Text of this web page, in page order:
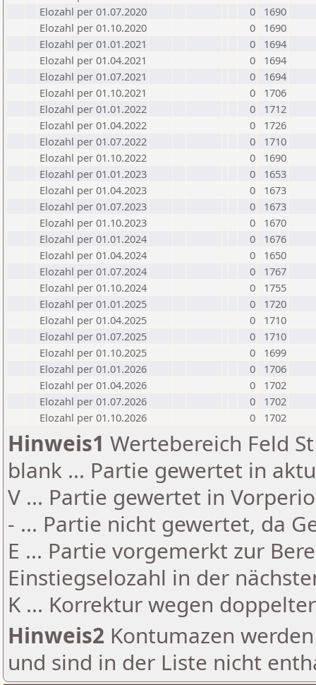
Elozahl per 01.07.2020
0
1690
Elozahl per 01.10.2020
0
1690
Elozahl per 01.01.2021
0
1694
Elozahl per 01.04.2021
0
1694
Elozahl per 01.07.2021
0
1694
Elozahl per 01.10.2021
0
1706
Elozahl per 01.01.2022
0
1712
Elozahl per 01.04.2022
0
1726
Elozahl per 01.07.2022
0
1710
Elozahl per 01.10.2022
0
1690
Elozahl per 01.01.2023
0
1653
Elozahl per 01.04.2023
0
1673
Elozahl per 01.07.2023
0
1673
Elozahl per 01.10.2023
0
1670
Elozahl per 01.01.2024
0
1676
Elozahl per 01.04.2024
0
1650
Elozahl per 01.07.2024
0
1767
Elozahl per 01.10.2024
0
1755
Elozahl per 01.01.2025
0
1720
Elozahl per 01.04.2025
0
1710
Elozahl per 01.07.2025
0
1710
Elozahl per 01.10.2025
0
1699
Elozahl per 01.01.2026
0
1706
Elozahl per 01.04.2026
0
1702
Elozahl per 01.07.2026
0
1702
Elozahl per 01.10.2026
0 1702
Hinweis1 Wertebereich Feld
blank ... Partie gewertet in
V ... Partie gewertet in
- ... Partie nicht gewertet, da
E ... Partie vorgemerkt zur
Einstiegselozahl in der
K ... Korrektur wegen
Hinweis2 Kontumazen
und sind in der Liste nicht